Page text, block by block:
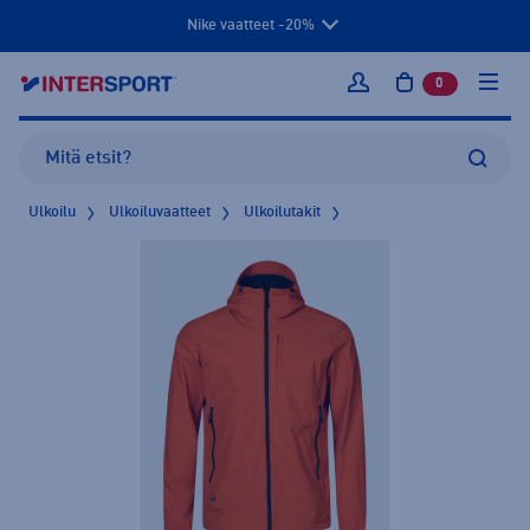
Nike vaatteet -20%
Kirjaudu sisään
0 tuotetta
Ulkoilu Ulkoiluvaatteet Ulkoilutakit